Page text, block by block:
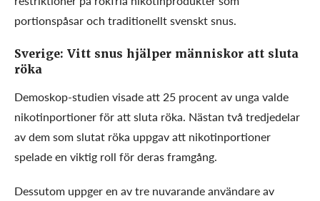
portionspåsar och traditionellt svenskt snus.
Sverige: Vitt snus hjälper människor att sluta
röka
Demoskop-studien visade att 25 procent av unga valde
nikotinportioner för att sluta röka. Nästan två tredjedelar
av dem som slutat röka uppgav att nikotinportioner
spelade en viktig roll för deras framgång.
Dessutom uppger en av tre nuvarande användare av